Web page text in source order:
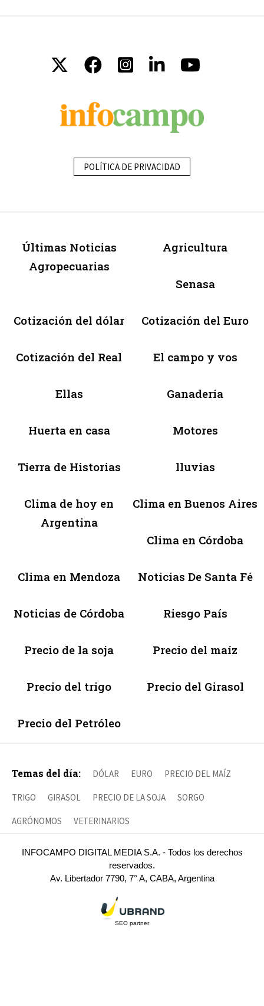
POLÍTICA DE PRIVACIDAD
Últimas Noticias
Agropecuarias
Agricultura
Senasa
Cotización del dólar Cotización del Euro
Cotización del Real El campo y vos
Ellas Ganadería
Huerta en casa Motores
Tierra de Historias lluvias
Clima de hoy en
Argentina
Clima en Buenos Aires
Clima en Córdoba
Clima en Mendoza Noticias De Santa Fé
Noticias de Córdoba Riesgo País
Precio de la soja Precio del maíz
Precio del trigo Precio del Girasol
Precio del Petróleo
Temas del día: DÓLAR EURO PRECIO DEL MAÍZ
TRIGO GIRASOL PRECIO DE LA SOJA SORGO
AGRÓNOMOS VETERINARIOS
INFOCAMPO DIGITAL MEDIA S.A. - Todos los derechos
reservados.
Av. Libertador 7790, 7° A, CABA, Argentina
SEO partner